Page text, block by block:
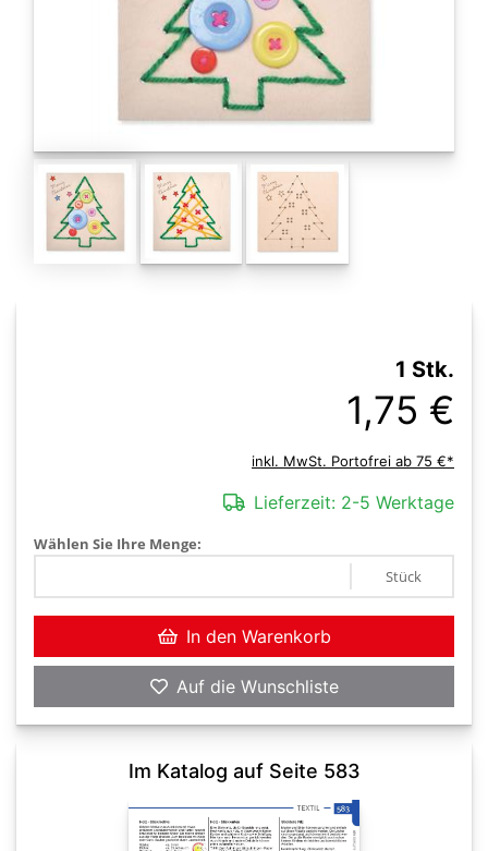
1 Stk.
1,75 €
inkl. MwSt. Portofrei ab 75 €*
Lieferzeit: 2-5 Werktage
Wählen Sie Ihre Menge:
Stück
In den Warenkorb
Auf die Wunschliste
Im Katalog auf Seite 583